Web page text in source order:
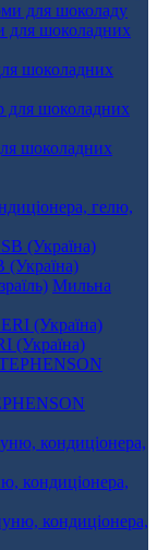
для шоколаду
шоколадних
шоколадних
гелю,
(Україна)
Мильна
(Україна)
кондиціонера,